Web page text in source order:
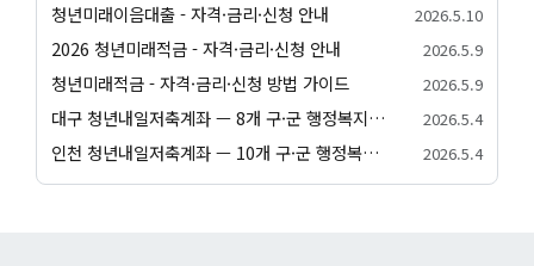
청년미래이음대출 - 자격·금리·신청 안내 2026.5.10
2026 청년미래적금 - 자격·금리·신청 안내 2026.5.9
청년미래적금 - 자격·금리·신청 방법 가이드 2026.5.9
대구 청년내일저축계좌 — 8개 구·군 행정복지센터 신청 방법 2026.5.4
인천 청년내일저축계좌 — 10개 구·군 행정복지센터 신청 방법 2026.5.4